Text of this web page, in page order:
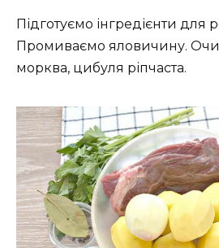
Підготуємо інгредієнти для
Промиваємо яловичину.
морква, цибуля ріпчаста.